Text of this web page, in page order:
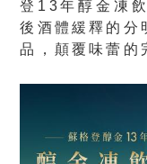
登13年醇金凍
後酒體緩釋的分
品，顛覆味蕾的